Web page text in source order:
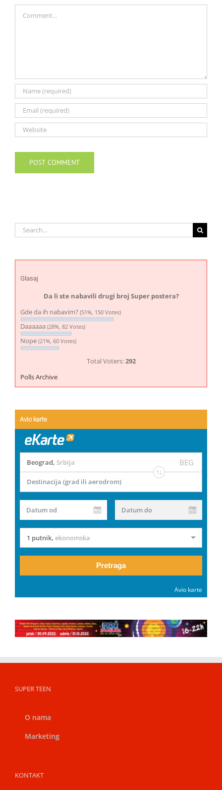
Search
for:
Glasaj
Da li ste nabavili drugi broj Super postera?
Gde da ih nabavim? (51%, 150 Votes)
Daaaaaa (28%, 82 Votes)
Nope (21%, 60 Votes)
Total Voters:292
Polls Archive
Avio karte
Beograd, Srbija BEG
Destinacija (grad ili aerodrom)
Datum od Datum do
1 putnik, ekonomska
Pretraga
Avio karte
SUPER TEEN
O nama
Marketing
KONTAKT